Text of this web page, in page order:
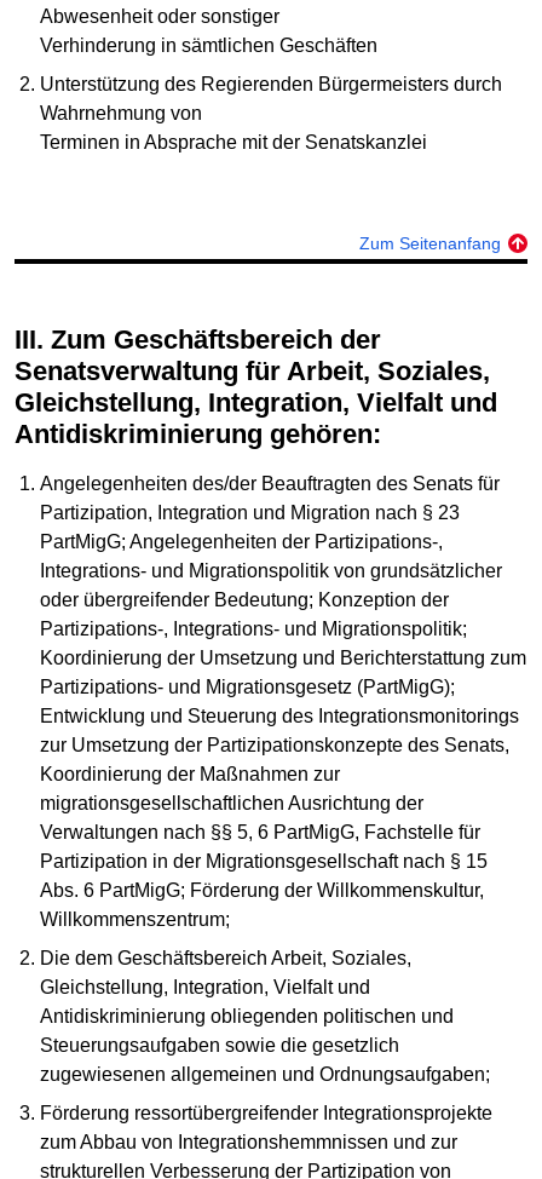
Abwesenheit oder sonstiger
Verhinderung in sämtlichen Geschäften
Unterstützung des Regierenden Bürgermeisters durch
Wahrnehmung von
Terminen in Absprache mit der Senatskanzlei
Zum Seitenanfang
III. Zum Geschäftsbereich der
Senatsverwaltung für Arbeit, Soziales,
Gleichstellung, Integration, Vielfalt und
Antidiskriminierung gehören:
Angelegenheiten des/der Beauftragten des Senats für
Partizipation, Integration und Migration nach § 23
PartMigG; Angelegenheiten der Partizipations-,
Integrations- und Migrationspolitik von grundsätzlicher
oder übergreifender Bedeutung; Konzeption der
Partizipations-, Integrations- und Migrationspolitik;
Koordinierung der Umsetzung und Berichterstattung zum
Partizipations- und Migrationsgesetz (PartMigG);
Entwicklung und Steuerung des Integrationsmonitorings
zur Umsetzung der Partizipationskonzepte des Senats,
Koordinierung der Maßnahmen zur
migrationsgesellschaftlichen Ausrichtung der
Verwaltungen nach §§ 5, 6 PartMigG, Fachstelle für
Partizipation in der Migrationsgesellschaft nach § 15
Abs. 6 PartMigG; Förderung der Willkommenskultur,
Willkommenszentrum;
Die dem Geschäftsbereich Arbeit, Soziales,
Gleichstellung, Integration, Vielfalt und
Antidiskriminierung obliegenden politischen und
Steuerungsaufgaben sowie die gesetzlich
zugewiesenen allgemeinen und Ordnungsaufgaben;
Förderung ressortübergreifender Integrationsprojekte
zum Abbau von Integrationshemmnissen und zur
strukturellen Verbesserung der Partizipation von